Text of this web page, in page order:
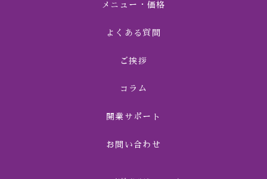
メニュー・価格
よくある質問
ご挨拶
コラム
開業サポート
お問い合わせ